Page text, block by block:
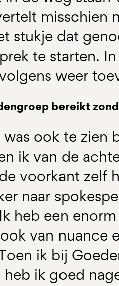
misschien
stukje dat
te starten.
weer
bereikt
was ook te zien
ik van de
voorkant zelf
naar
heb een
van nuance
ik bij
ik goed